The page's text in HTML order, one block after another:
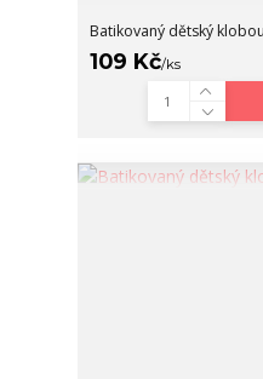
Batikovaný dětský
109 Kč/ks